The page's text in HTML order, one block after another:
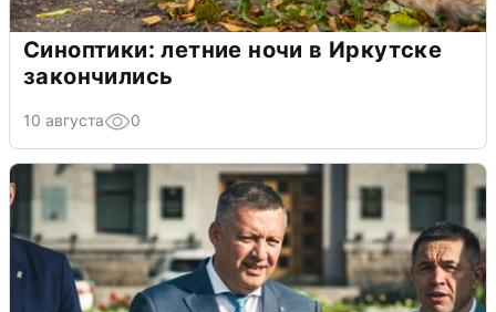
Синоптики: летние ночи в Иркутске
закончились
10 августа 0